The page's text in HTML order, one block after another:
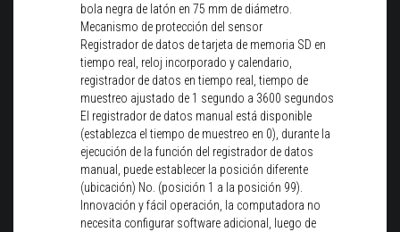
bola negra de latón en 75 mm de diámetro.
Mecanismo de protección del sensor
Registrador de datos de tarjeta de memoria SD en
tiempo real, reloj incorporado y calendario,
registrador de datos en tiempo real, tiempo de
muestreo ajustado de 1 segundo a 3600 segundos
El registrador de datos manual está disponible
(establezca el tiempo de muestreo en 0), durante la
ejecución de la función del registrador de datos
manual, puede establecer la posición diferente
(ubicación) No. (posición 1 a la posición 99).
Innovación y fácil operación, la computadora no
necesita configurar software adicional, luego de